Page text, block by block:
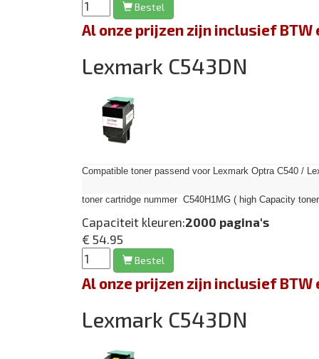
Bestel
Al onze prijzen zijn inclusief
Lexmark C543DN
Compatible toner passend voor Lexmark Optra C540 /
toner cartridge nummer C540H1MG ( high Capacity
Capaciteit kleuren:2000 pagina's
€ 54.95
Bestel
Al onze prijzen zijn inclusief
Lexmark C543DN